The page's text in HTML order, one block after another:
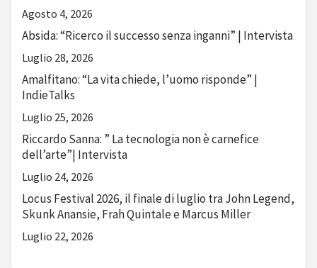
Agosto 4, 2026
Absida: “Ricerco il successo senza inganni” | Intervista
Luglio 28, 2026
Amalfitano: “La vita chiede, l’uomo risponde” |
IndieTalks
Luglio 25, 2026
Riccardo Sanna: ” La tecnologia non è carnefice
dell’arte”| Intervista
Luglio 24, 2026
Locus Festival 2026, il finale di luglio tra John Legend,
Skunk Anansie, Frah Quintale e Marcus Miller
Luglio 22, 2026